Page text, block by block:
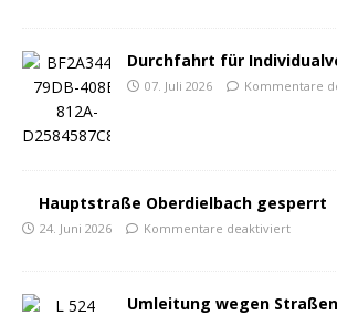
Durchfahrt für
07. Juli 2026 Kommentare
Hauptstraße Oberdielbach gesperrt
24. Juni 2026 Kommentare deaktiviert
Umleitung wegen